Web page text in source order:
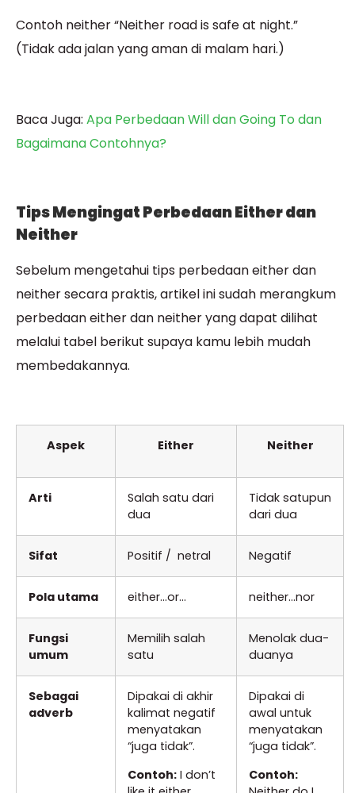
Contoh neither “Neither road is safe at night.”
(Tidak ada jalan yang aman di malam hari.)
Baca Juga: Apa Perbedaan Will dan Going To dan
Bagaimana Contohnya?
Tips Mengingat Perbedaan Either dan
Neither
Sebelum mengetahui tips perbedaan either dan
neither secara praktis, artikel ini sudah merangkum
perbedaan either dan neither yang dapat dilihat
melalui tabel berikut supaya kamu lebih mudah
membedakannya.
Aspek Either Neither
Arti
Salah satu dari
dua
Tidak satupun
dari dua
Sifat Positif / netral Negatif
Pola utama either…or… neither…nor
Fungsi
umum
Memilih salah
satu
Menolak dua-
duanya
Sebagai
adverb
Dipakai di akhir
kalimat negatif
menyatakan
“juga tidak”.
Contoh: I don’t
Dipakai di
awal untuk
menyatakan
“juga tidak”.
Contoh: